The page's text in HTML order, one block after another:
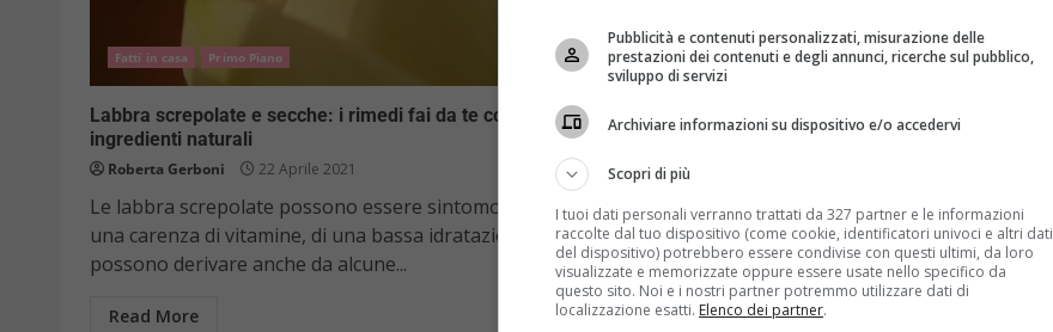
Fatti in casa Primo Piano
Labbra screpolate e secche: i rimedi fai da te con
ingredienti naturali
Roberta Gerboni 22 Aprile 2021
Le labbra screpolate possono essere sintomo di
una carenza di vitamine, di una bassa idratazione o
possono derivare anche da alcune...
Read More
Dolci & Dessert
Torta all’acqua: il dolce che vince intolleranze e diete
[VIDEO]
Redazione
Le persone intolleranti al lattosio devono per forza
rinunciare al dolce per merenda o a fine pasto?...
Read More
Pubblicità e contenuti personalizzati, misurazione delle
prestazioni dei contenuti e degli annunci, ricerche sul pubblico,
sviluppo di servizi
Archiviare informazioni su dispositivo e/o accedervi
Scopri di più
I tuoi dati personali verranno trattati da 327 partner e le informazioni
raccolte dal tuo dispositivo (come cookie, identificatori univoci e altri dati
del dispositivo) potrebbero essere condivise con questi ultimi, da loro
visualizzate e memorizzate oppure essere usate nello specifico da
questo sito. Noi e i nostri partner potremmo utilizzare dati di
localizzazione esatti. Elenco dei partner.